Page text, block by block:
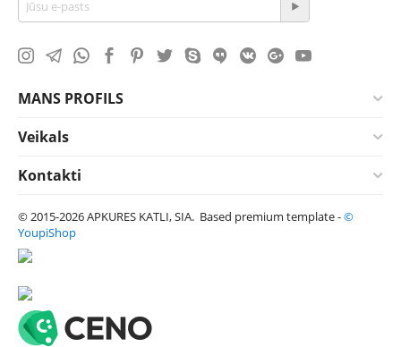
MANS PROFILS
Veikals
Kontakti
© 2015-2026 APKURES KATLI, SIA. Based premium template -©
YoupiShop